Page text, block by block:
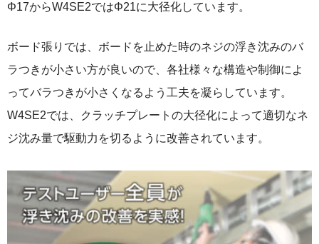
Φ17からW4SE2ではΦ21に大径化しています。
ボード張りでは、ボードを止めた時のネジの浮き沈みのバ
ラつきが小さい方が良いので、各社様々な構造や制御によ
ってバラつきが小さくなるよう工夫を凝らしています。
W4SE2では、クラッチプレートの大径化によって適切なネ
ジ沈み量で駆動力を切るように改善されています。